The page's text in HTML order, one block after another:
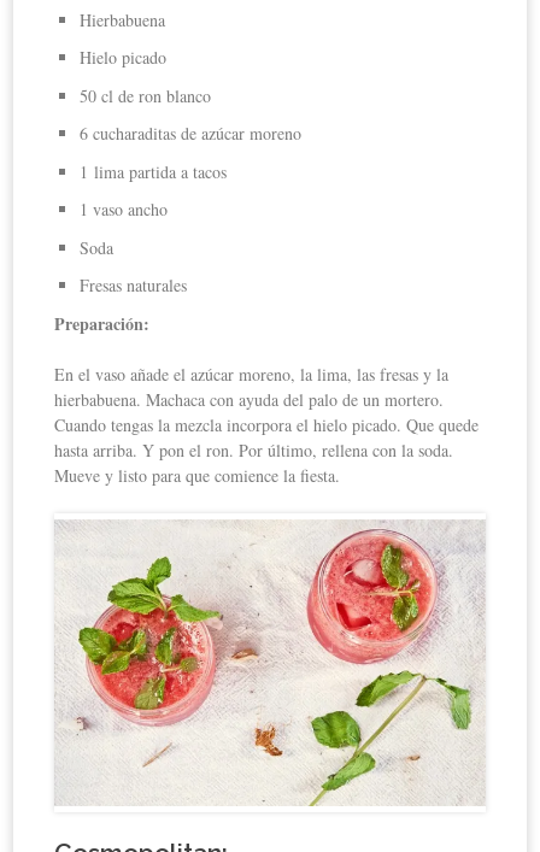
Hierbabuena
Hielo picado
50 cl de ron blanco
6 cucharaditas de azúcar moreno
1 lima partida a tacos
1 vaso ancho
Soda
Fresas naturales
Preparación:
En el vaso añade el azúcar moreno, la lima, las fresas y la
hierbabuena. Machaca con ayuda del palo de un mortero.
Cuando tengas la mezcla incorpora el hielo picado. Que quede
hasta arriba. Y pon el ron. Por último, rellena con la soda.
Mueve y listo para que comience la fiesta.